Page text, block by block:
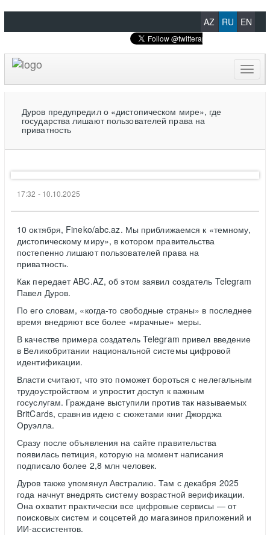
AZ RU EN
Дуров предупредил о «дистопическом мире», где
государства лишают пользователей права на
приватность
17:32 - 10.10.2025
10 октября, Fineko/abc.az. Мы приближаемся к «темному,
дистопическому миру», в котором правительства
постепенно лишают пользователей права на
приватность.
Как передает ABC.AZ, об этом заявил создатель Telegram
Павел Дуров.
По его словам, «когда-то свободные страны» в последнее
время внедряют все более «мрачные» меры.
В качестве примера создатель Telegram привел введение
в Великобритании национальной системы цифровой
идентификации.
Власти считают, что это поможет бороться с нелегальным
трудоустройством и упростит доступ к важным
госуслугам. Граждане выступили против так называемых
BritCards, сравнив идею с сюжетами книг Джорджа
Оруэлла.
Сразу после объявления на сайте правительства
появилась петиция, которую на момент написания
подписало более 2,8 млн человек.
Дуров также упомянул Австралию. Там с декабря 2025
года начнут внедрять систему возрастной верификации.
Она охватит практически все цифровые сервисы — от
поисковых систем и соцсетей до магазинов приложений и
ИИ-ассистентов.